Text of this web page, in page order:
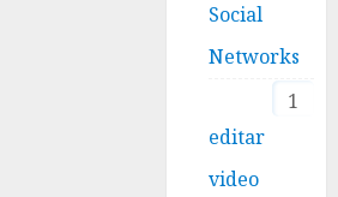
Social
Networks
1
editar
video